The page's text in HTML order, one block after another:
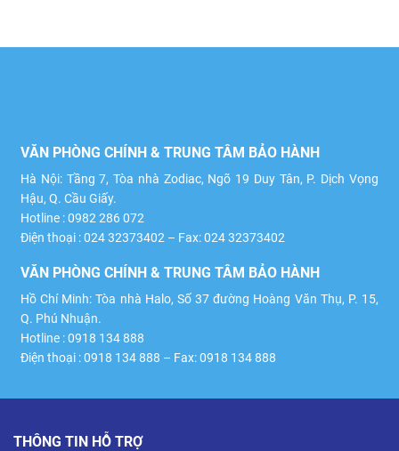
VĂN PHÒNG CHÍNH & TRUNG TÂM BẢO HÀNH
Hà Nội: Tầng 7, Tòa nhà Zodiac, Ngõ 19 Duy Tân, P. Dịch Vọng
Hậu, Q. Cầu Giấy.
Hotline : 0982 286 072
Điện thoại : 024 32373402 – Fax: 024 32373402
VĂN PHÒNG CHÍNH & TRUNG TÂM BẢO HÀNH
Hồ Chí Minh: Tòa nhà Halo, Số 37 đường Hoàng Văn Thụ, P. 15,
Q. Phú Nhuận.
Hotline : 0918 134 888
Điện thoại : 0918 134 888 – Fax: 0918 134 888
THÔNG TIN HỖ TRỢ